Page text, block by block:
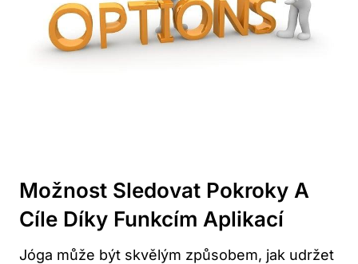
Možnost Sledovat Pokroky A
Cíle Díky Funkcím Aplikací
Jóga může být skvělým způsobem, jak udržet